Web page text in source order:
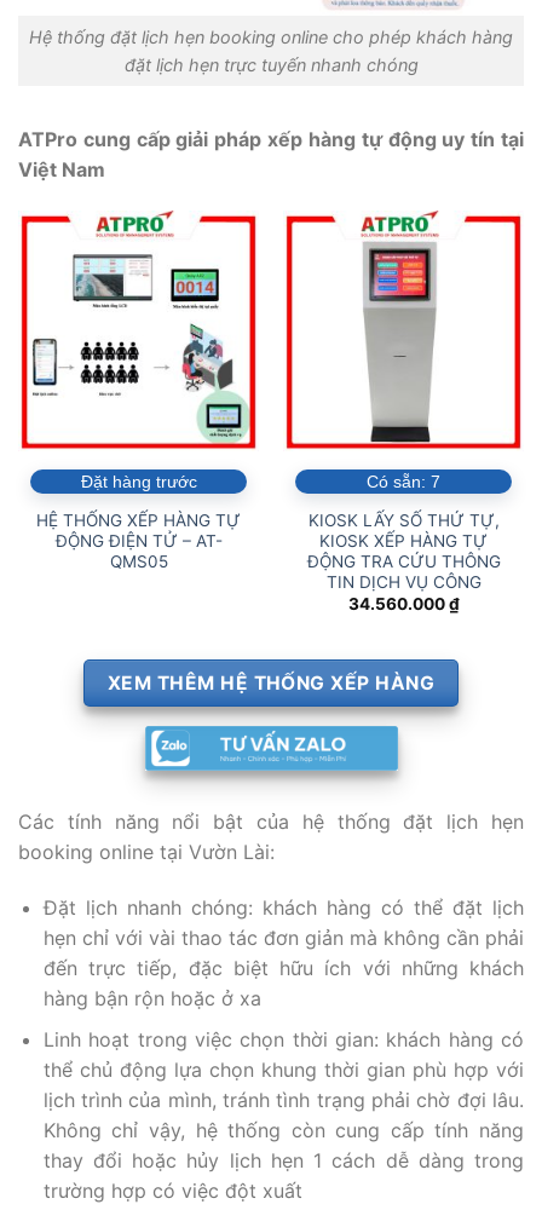
Hệ thống đặt lịch hẹn booking online cho phép khách hàng
đặt lịch hẹn trực tuyến nhanh chóng
ATPro cung cấp giải pháp xếp hàng tự động uy tín tại
Việt Nam
Đặt hàng trước
HỆ THỐNG XẾP HÀNG TỰ
ĐỘNG ĐIỆN TỬ – AT-
QMS05
Có sẵn: 7
KIOSK LẤY SỐ THỨ TỰ,
KIOSK XẾP HÀNG TỰ
ĐỘNG TRA CỨU THÔNG
TIN DỊCH VỤ CÔNG
34.560.000₫
XEM THÊM HỆ THỐNG XẾP HÀNG
Các tính năng nổi bật của hệ thống đặt lịch hẹn
booking online tại Vườn Lài:
Đặt lịch nhanh chóng: khách hàng có thể đặt lịch
hẹn chỉ với vài thao tác đơn giản mà không cần phải
đến trực tiếp, đặc biệt hữu ích với những khách
hàng bận rộn hoặc ở xa
Linh hoạt trong việc chọn thời gian: khách hàng có
thể chủ động lựa chọn khung thời gian phù hợp với
lịch trình của mình, tránh tình trạng phải chờ đợi lâu.
Không chỉ vậy, hệ thống còn cung cấp tính năng
thay đổi hoặc hủy lịch hẹn 1 cách dễ dàng trong
trường hợp có việc đột xuất